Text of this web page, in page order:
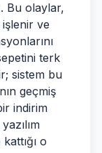
Bu olaylar,
ve
terk
sistem bu
geçmiş
indirim
o